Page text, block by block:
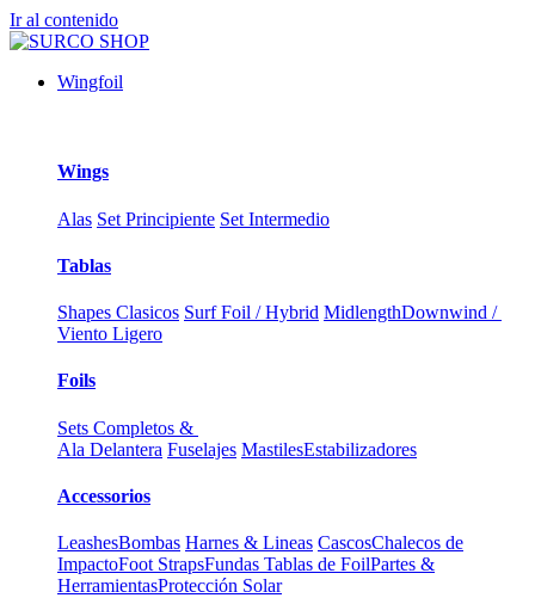
Ir al contenido
Wingfoil
Wings
Alas Set Principiente Set Intermedio
Tablas
Shapes Clasicos Surf Foil / Hybrid MidlengthDownwind /
Viento Ligero
Foils
Sets Completos &
Ala Delantera Fuselajes MastilesEstabilizadores
Accessorios
LeashesBombas Harnes & Lineas CascosChalecos de
ImpactoFoot StrapsFundas Tablas de FoilPartes &
HerramientasProtección Solar